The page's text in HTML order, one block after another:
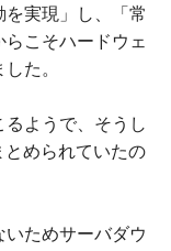
実現」し、「常
こそハードウェ
た。
ようで、そうし
められていたの
いためサーバダウ